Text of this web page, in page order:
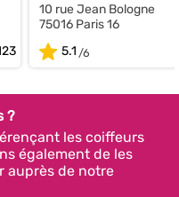
10 rue Jean Bologne
75016 Paris 16
5.1
?
les coiffeurs
également de les
auprès de notre